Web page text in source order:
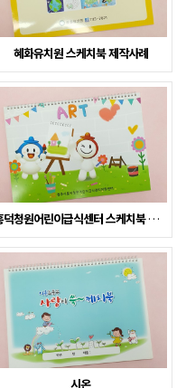
혜화유치원 스케치북 제작사례
흥덕청원어린이급식센터 스케치북 제작사례
시온